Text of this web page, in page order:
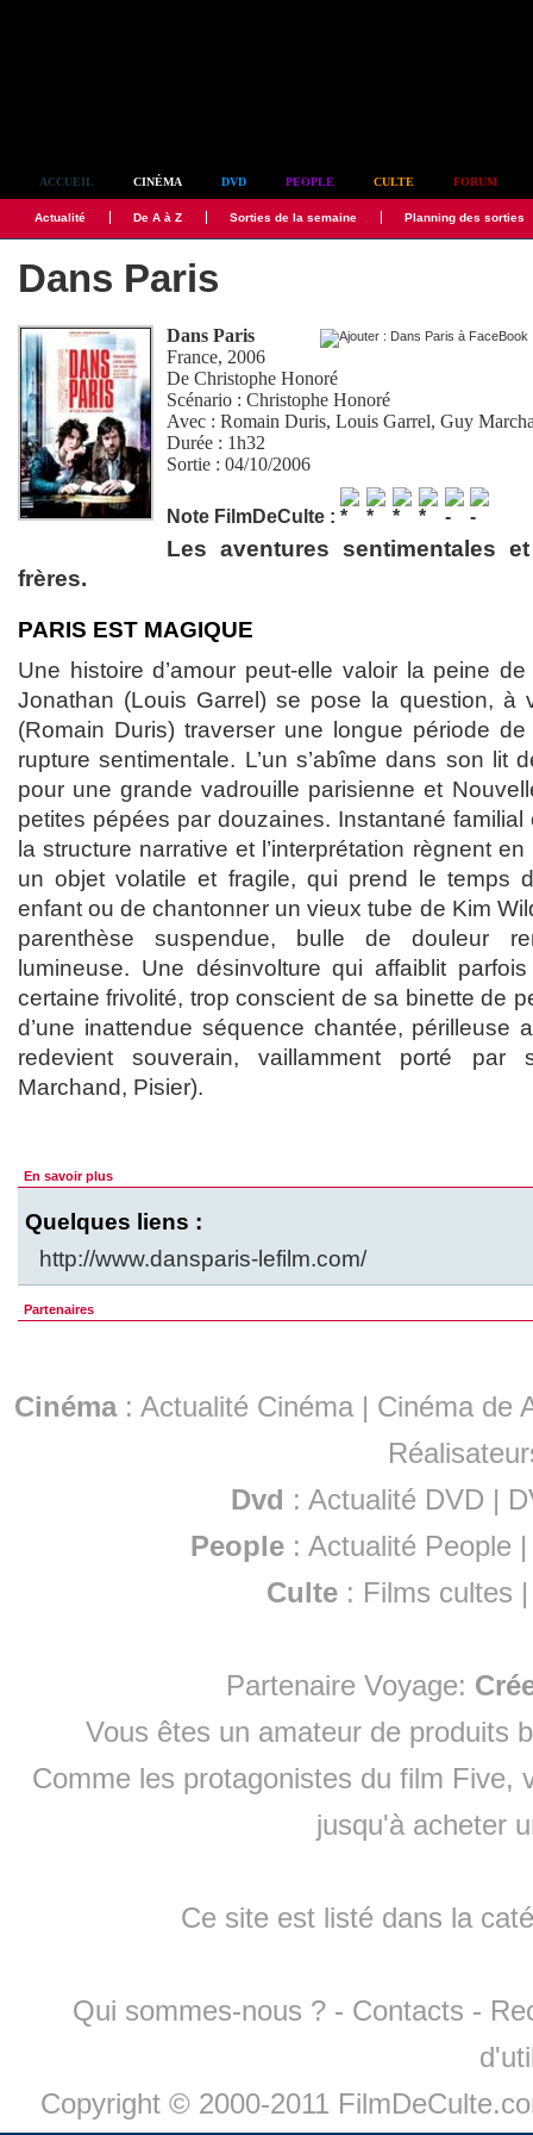
ACCUEIL CINÉMA DVD PEOPLE CULTE FORUM
Actualité De A à Z Sorties de la semaine Planning des sorties
Dans Paris
Dans Paris
France, 2006
DeChristophe Honoré
Scénario :Christophe Honoré
Avec :Romain Duris,Louis Garrel,Guy
Durée : 1h32
Sortie : 04/10/2006
Note FilmDeCulte :
Les aventures sentimentales
frères.
PARIS EST MAGIQUE
Une histoire d’amour peut-elle valoir la peine
Jonathan (Louis Garrel) se pose la question, à
(Romain Duris) traverser une longue période
rupture sentimentale. L’un s’abîme dans son lit
pour une grande vadrouille parisienne et
petites pépées par douzaines. Instantané
la structure narrative et l’interprétation règnent
un objet volatile et fragile, qui prend le temps
enfant ou de chantonner un vieux tube de Kim
parenthèse suspendue, bulle de douleur
lumineuse. Une désinvolture qui affaiblit
certaine frivolité, trop conscient de sa binette de
d’une inattendue séquence chantée, périlleuse
redevient souverain, vaillamment porté par
Marchand, Pisier).
En savoir plus
Quelques liens :
http://www.dansparis-lefilm.com/
Partenaires
Cinéma: Actualité Cinéma | Cinéma de
Dvd : Actualité DVD |
People :Actualité People
Culte : Films cultes
Partenaire Voyage:
Vous êtes un amateur de produits
Comme les protagonistes du film Five,
jusqu'à acheter
Ce site est listé dans la
Qui sommes-nous ? - Contacts -
Copyright © 2000-2011